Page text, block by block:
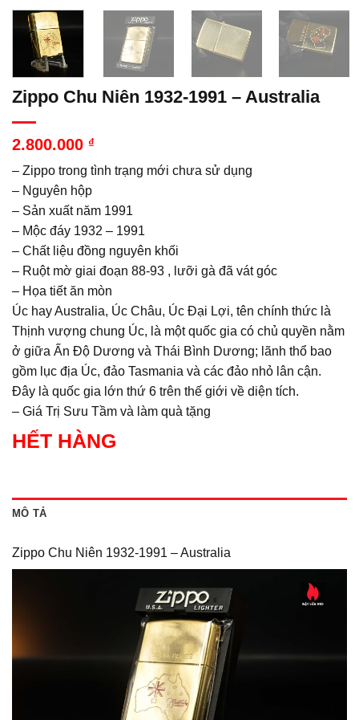
Zippo Chu Niên 1932-1991 – Australia
2.800.000 ₫
– Zippo trong tình trạng mới chưa sử dụng
– Nguyên hộp
– Sản xuất năm 1991
– Mộc đáy 1932 – 1991
– Chất liệu đồng nguyên khối
– Ruột mờ giai đoạn 88-93 , lưỡi gà đã vát góc
– Họa tiết ăn mòn
Úc hay Australia, Úc Châu, Úc Đại Lợi, tên chính thức là
Thịnh vượng chung Úc, là một quốc gia có chủ quyền nằm
ở giữa Ấn Độ Dương và Thái Bình Dương; lãnh thổ bao
gồm lục địa Úc, đảo Tasmania và các đảo nhỏ lân cận.
Đây là quốc gia lớn thứ 6 trên thế giới về diện tích.
– Giá Trị Sưu Tầm và làm quà tặng
HẾT HÀNG
MÔ TẢ
Zippo Chu Niên 1932-1991 – Australia